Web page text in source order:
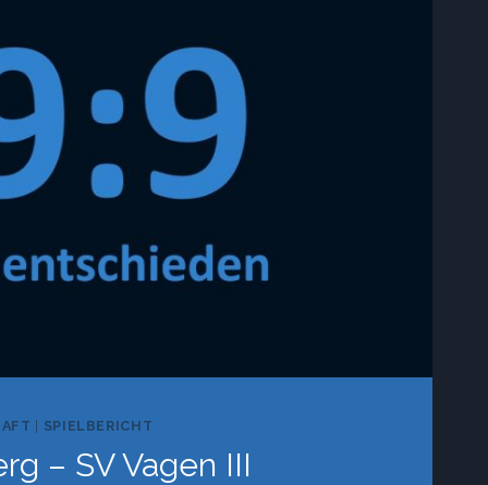
| SPIELBERICHT
– SV Vagen III